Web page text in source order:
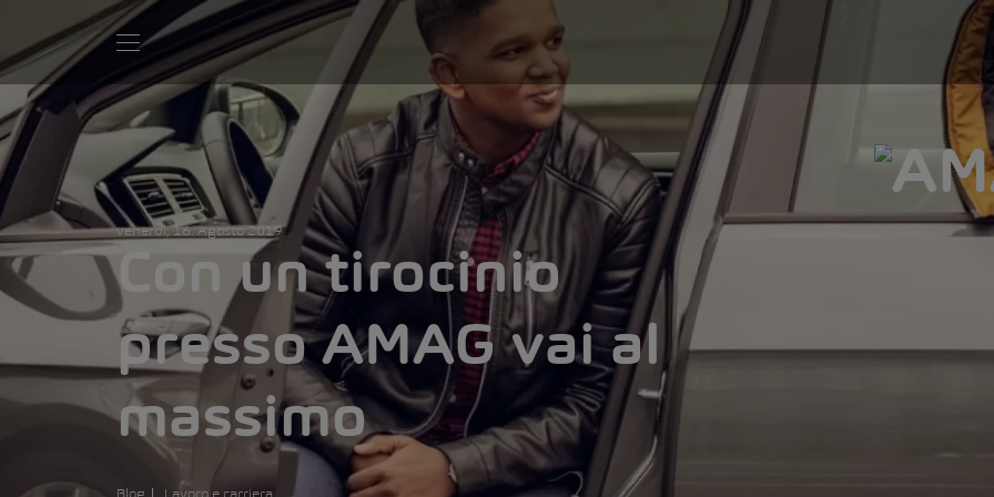
venerdì, 16. Agosto 2019
Con un tirocinio
presso AMAG vai al
massimo
Blog Lavoro e carriera